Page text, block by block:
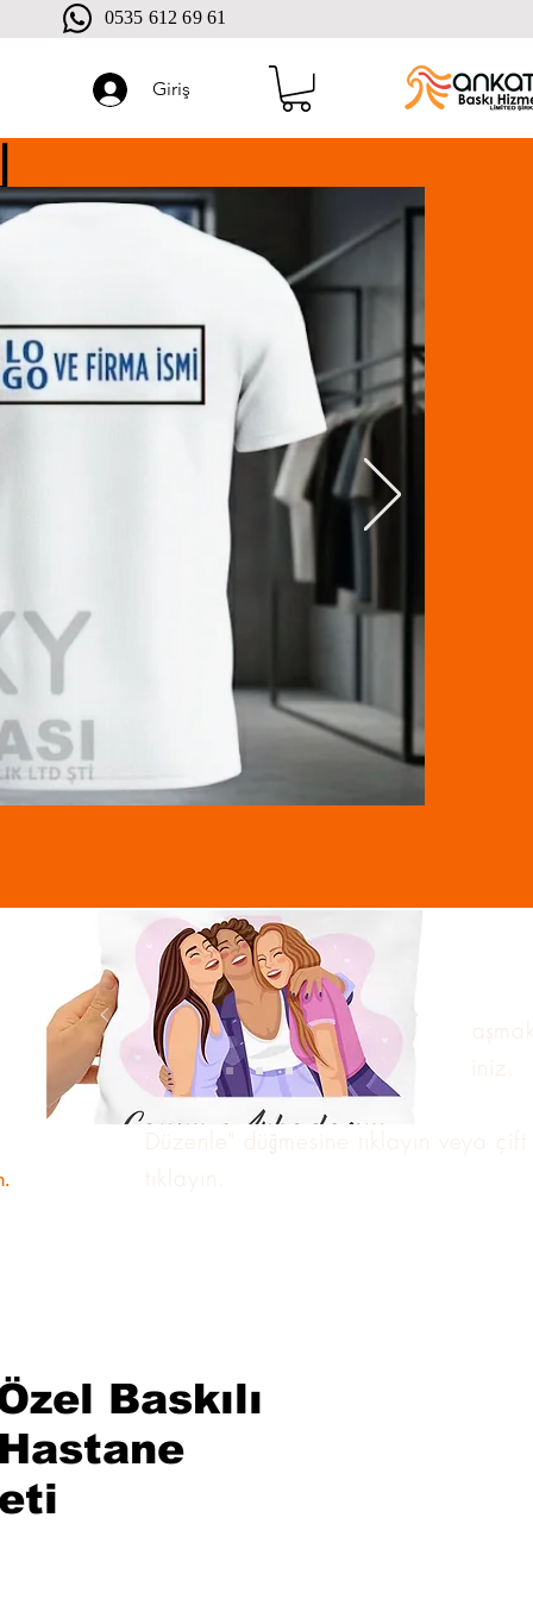
0535 612 69 61
Giriş
Bu paragrafa, kullanıcıyla
istediğiniz bir içeriği ekleyebilirsiniz.
Metni özelleştirmek için "Metni
Düzenle" düğmesine tıklayın veya çift
tıklayın.
Baskılı